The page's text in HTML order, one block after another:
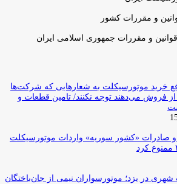
و مقررات کشور
و مقررات جمهوری اسلامی ایران
خرید موتورسیکلت به شعارهایی که شرکت‌ها
فروش می‌دهند توجه نکنند/ تامین قطعات و
و صادرات «کشور سوریه» واردات موتورسیکلت
در یزد؛ موتورسواران نیمی از جان‌باختگان